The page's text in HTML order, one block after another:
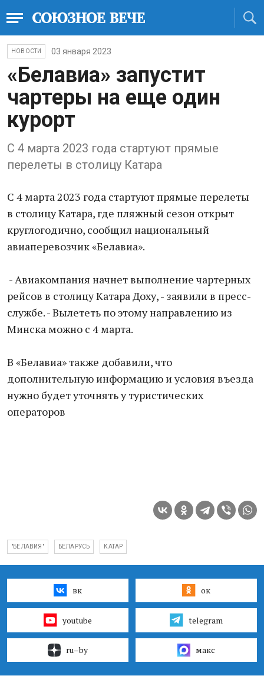
НОВОСТИ 03 января 2023
«Белавиа» запустит
чартеры на еще один
курорт
С 4 марта 2023 года стартуют прямые
перелеты в столицу Катара
С 4 марта 2023 года стартуют прямые перелеты
в столицу Катара, где пляжный сезон открыт
круглогодично, сообщил национальный
авиаперевозчик «Белавиа».
- Авиакомпания начнет выполнение чартерных
рейсов в столицу Катара Доху, - заявили в пресс-
службе. - Вылететь по этому направлению из
Минска можно с 4 марта.
В «Белавиа» также добавили, что
дополнительную информацию и условия въезда
нужно будет уточнять у туристических
операторов
"БЕЛАВИЯ" БЕЛАРУСЬ КАТАР
вк ок
youtube telegram
ru–by макс